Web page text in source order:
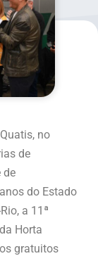
no
de
de
do Estado
a 11ª
Horta
gratuitos